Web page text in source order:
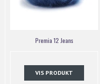
Premia 12 Jeans
VIS PRODUKT